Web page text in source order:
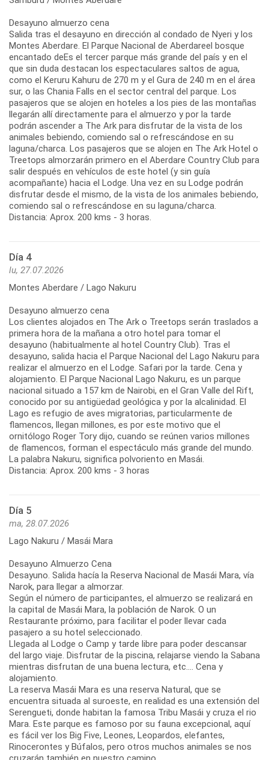
Desayuno almuerzo cena
Salida tras el desayuno en dirección al condado de Nyeri y los
Montes Aberdare. El Parque Nacional de Aberdareel bosque
encantado deEs el tercer parque más grande del país y en el
que sin duda destacan los espectaculares saltos de agua,
como el Keruru Kahuru de 270 m y el Gura de 240 m en el área
sur, o las Chania Falls en el sector central del parque. Los
pasajeros que se alojen en hoteles a los pies de las montañas
llegarán allí directamente para el almuerzo y por la tarde
podrán ascender a The Ark para disfrutar de la vista de los
animales bebiendo, comiendo sal o refrescándose en su
laguna/charca. Los pasajeros que se alojen en The Ark Hotel o
Treetops almorzarán primero en el Aberdare Country Club para
salir después en vehículos de este hotel (y sin guía
acompañante) hacia el Lodge. Una vez en su Lodge podrán
disfrutar desde el mismo, de la vista de los animales bebiendo,
comiendo sal o refrescándose en su laguna/charca.
Distancia: Aprox. 200 kms - 3 horas.
Día 4
lu, 27.07.2026
Montes Aberdare / Lago Nakuru
Desayuno almuerzo cena
Los clientes alojados en The Ark o Treetops serán traslados a
primera hora de la mañana a otro hotel para tomar el
desayuno (habitualmente al hotel Country Club). Tras el
desayuno, salida hacia el Parque Nacional del Lago Nakuru para
realizar el almuerzo en el Lodge. Safari por la tarde. Cena y
alojamiento. El Parque Nacional Lago Nakuru, es un parque
nacional situado a 157 km de Nairobi, en el Gran Valle del Rift,
conocido por su antigüedad geológica y por la alcalinidad. El
Lago es refugio de aves migratorias, particularmente de
flamencos, llegan millones, es por este motivo que el
ornitólogo Roger Tory dijo, cuando se reúnen varios millones
de flamencos, forman el espectáculo más grande del mundo.
La palabra Nakuru, significa polvoriento en Masái.
Distancia: Aprox. 200 kms - 3 horas
Día 5
ma, 28.07.2026
Lago Nakuru / Masái Mara
Desayuno Almuerzo Cena
Desayuno. Salida hacía la Reserva Nacional de Masái Mara, vía
Narok, para llegar a almorzar.
Según el número de participantes, el almuerzo se realizará en
la capital de Masái Mara, la población de Narok. O un
Restaurante próximo, para facilitar el poder llevar cada
pasajero a su hotel seleccionado.
Llegada al Lodge o Camp y tarde libre para poder descansar
del largo viaje. Disfrutar de la piscina, relajarse viendo la Sabana
mientras disfrutan de una buena lectura, etc.... Cena y
alojamiento.
La reserva Masái Mara es una reserva Natural, que se
encuentra situada al suroeste, en realidad es una extensión del
Serengueti, donde habitan la famosa Tribu Masái y cruza el rio
Mara. Este parque es famoso por su fauna excepcional, aquí
es fácil ver los Big Five, Leones, Leopardos, elefantes,
Rinocerontes y Búfalos, pero otros muchos animales se nos